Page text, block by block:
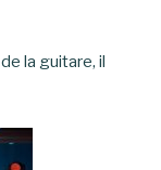
la guitare, il